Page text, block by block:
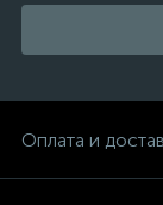
Оплата и